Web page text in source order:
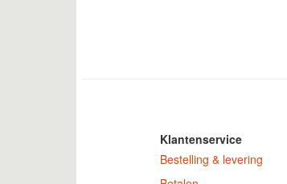
Klantenservice
Bestelling & levering